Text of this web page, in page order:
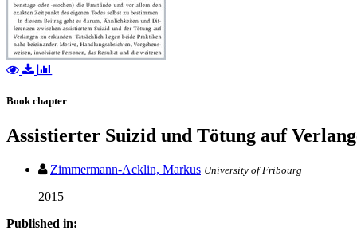
Book chapter
Assistierter Suizid und Tötung auf
Zimmermann-Acklin, Markus University of Fribourg
2015
Published in: